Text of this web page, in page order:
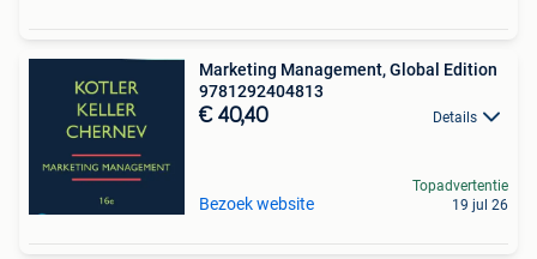
Marketing Management, Global Edition
9781292404813
€ 40,40 Details
Bezoek website
Topadvertentie
19 jul 26